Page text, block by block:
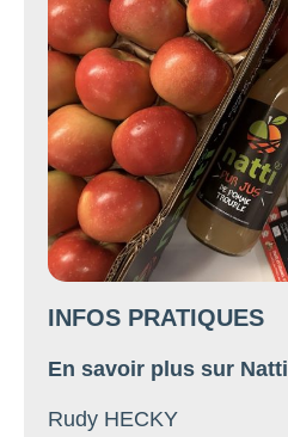
INFOS PRATIQUES
En savoir plus sur Natti
Rudy HECKY